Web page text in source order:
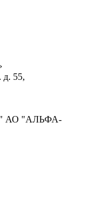
д. 55,
АО "АЛЬФА-